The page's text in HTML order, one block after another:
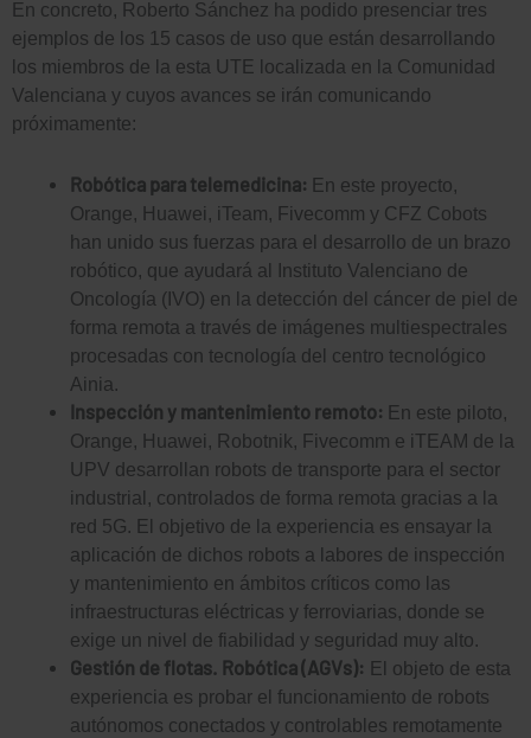
En concreto, Roberto Sánchez ha podido presenciar tres
ejemplos de los 15 casos de uso que están desarrollando
los miembros de la esta UTE localizada en la Comunidad
Valenciana y cuyos avances se irán comunicando
próximamente:
Robótica para telemedicina: En este proyecto,
Orange, Huawei, iTeam, Fivecomm y CFZ Cobots
han unido sus fuerzas para el desarrollo de un brazo
robótico, que ayudará al Instituto Valenciano de
Oncología (IVO) en la detección del cáncer de piel de
forma remota a través de imágenes multiespectrales
procesadas con tecnología del centro tecnológico
Ainia.
Inspección y mantenimiento remoto: En este piloto,
Orange, Huawei, Robotnik, Fivecomm e iTEAM de la
UPV desarrollan robots de transporte para el sector
industrial, controlados de forma remota gracias a la
red 5G. El objetivo de la experiencia es ensayar la
aplicación de dichos robots a labores de inspección
y mantenimiento en ámbitos críticos como las
infraestructuras eléctricas y ferroviarias, donde se
exige un nivel de fiabilidad y seguridad muy alto.
Gestión de flotas. Robótica (AGVs): El objeto de esta
experiencia es probar el funcionamiento de robots
autónomos conectados y controlables remotamente